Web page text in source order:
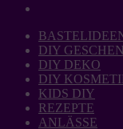
DIY
DIY DEKO
DIY
KIDS DIY
REZEPTE
ANLÄSSE